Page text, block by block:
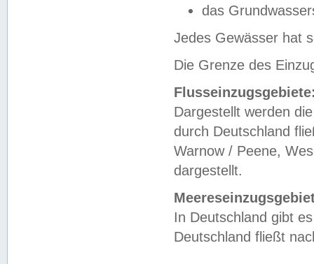
das
Jedes Gewässer hat
Die Grenze des
Dargestellt werden
durch Deutschland
Warnow / Peene,
dargestellt.
In Deutschland gibt
Deutschland fließt